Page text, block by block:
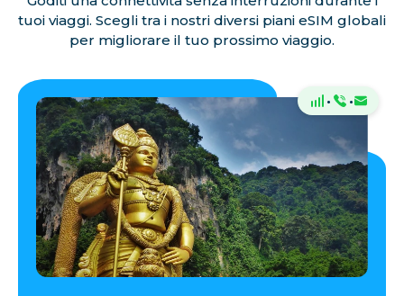
tuoi viaggi. Scegli tra i nostri diversi piani eSIM globali
per migliorare il tuo prossimo viaggio.
· ·